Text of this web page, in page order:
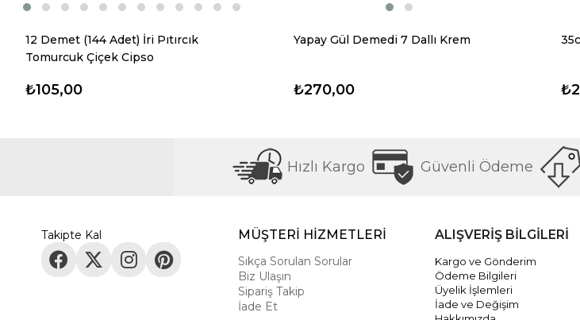
12 Demet (144 Adet) İri Pıtırcık
Tomurcuk Çiçek Cipso
₺105,00
Yapay Gül Demedi 7 Dallı Krem
₺270,00
Hızlı Kargo Güvenli Ödeme
Takipte Kal MÜŞTERİ HİZMETLERİ
Sıkça Sorulan Sorular
Biz Ulaşın
Sipariş Takip
İade Et
ALIŞVERİŞ BİLGİLERİ
Kargo ve Gönderim
Ödeme Bilgileri
Üyelik İşlemleri
İade ve Değişim